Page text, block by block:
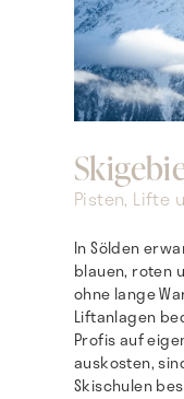
Pisten, Lifte
In Sölden
blauen, roten
ohne lange
Liftanlagen
Profis auf
auskosten,
Skischulen